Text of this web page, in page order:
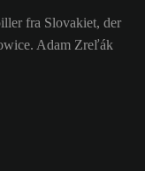
fra Slovakiet, der
Adam Zreľák